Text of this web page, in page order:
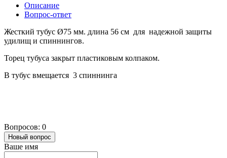
Описание
Вопрос-ответ
Жесткий тубус Ø75 мм. длина 56 см для надежной защиты
удилищ и спиннингов.
Торец тубуса закрыт пластиковым колпаком.
В тубус вмещается 3 спиннинга
Вопросов: 0
Новый вопрос
Ваше имя